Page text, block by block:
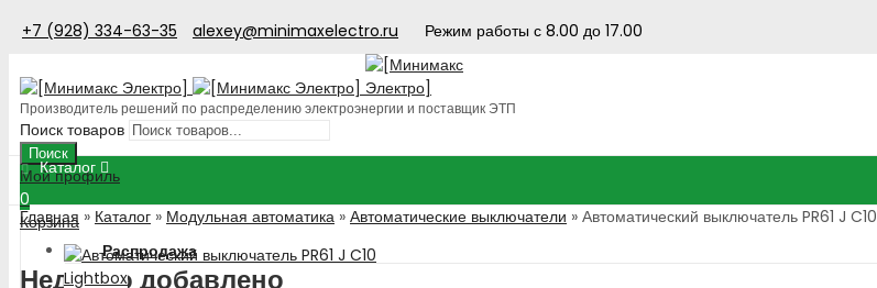
+7 (928) 334-63-35 alexey@minimaxelectro.ru Режим работы с 8.00 до 17.00
Производитель решений по распределению электроэнергии и поставщик ЭТП
Поиск товаров
Поиск
Мой профиль
0
Корзина
Недавно добавлено
Каталог
Распродажа
Главная » Каталог » Модульная автоматика » Автоматические выключатели » Автоматический выключатель PR61 J C10
Lightbox